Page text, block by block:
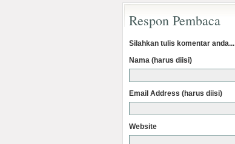
Respon Pembaca
Silahkan tulis komentar anda...
Nama (harus diisi)
Email Address (harus diisi)
Website